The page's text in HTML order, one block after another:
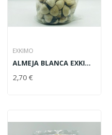
EXKIMO
ALMEJA BLANCA EXKIMO 1 KG
2,70 €